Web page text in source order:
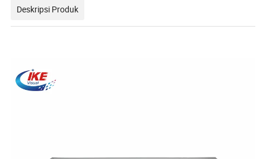
Deskripsi Produk